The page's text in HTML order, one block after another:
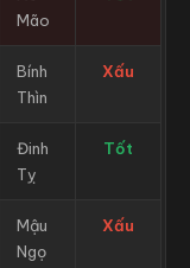
Mão
Bính
Thìn
Xấu
Đinh
Tỵ
Tốt
Mậu
Ngọ
Xấu